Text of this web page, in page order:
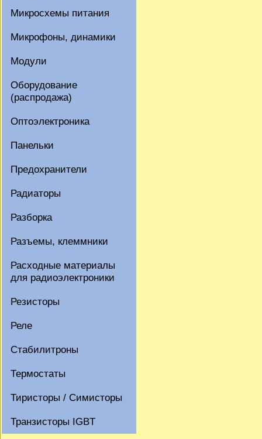
Микросхемы питания
Микрофоны, динамики
Модули
Оборудование
(распродажа)
Оптоэлектроника
Панельки
Предохранители
Радиаторы
Разборка
Разъемы, клеммники
Расходные материалы
для радиоэлектроники
Резисторы
Реле
Стабилитроны
Термостаты
Тиристоры / Симисторы
Транзисторы IGBT